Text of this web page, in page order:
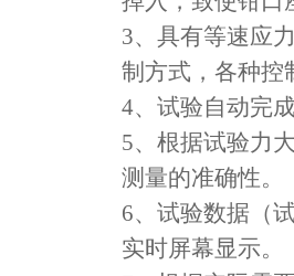
3、具有等速应
制方式，各种控
4、试验自动完
5、根据试验力
测量的准确性。
6、试验数据（
实时屏幕显示。